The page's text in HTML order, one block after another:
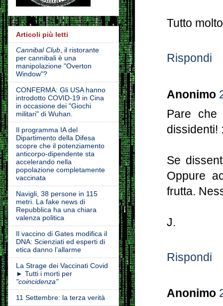
Tutto
Rispondi
Anonimo
Pare che
dissidenti!
Se
Oppure
frutta.
J.
Rispondi
Anonimo
Articoli più letti
Cannibal Club, il ristorante
per cannibali è una
manipolazione "Overton
Window"?
CONFERMA: Gli USA hanno
introdotto COVID-19 in Cina
in occasione dei "Giochi
militari" di Wuhan.
Il programma IA del
Dipartimento della Difesa
scopre che il potenziamento
anticorpo-dipendente sta
accelerando nella
popolazione completamente
vaccinata
Navigli, 38 persone in 115
metri. La fake news di
Repubblica ha una chiara
valenza politica
Il vaccino di Gates modifica il
DNA: Scienziati ed esperti di
etica danno l’allarme
La Strage dei Vaccinati Covid
► Tutti i morti per
"coincidenza"
11 Settembre: la terza verità